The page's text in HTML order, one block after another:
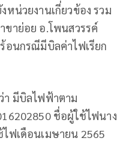
หน่วยงานเกี่ยวข้อง รวม
ขาย่อย อ.โพนสวรรค์
อนกรณีมีบิลค่าไฟเรียก
า มีบิลไฟฟ้าตาม
ชื่อผู้ใช้ไฟนาง
ฟเดือนเมษายน 2565